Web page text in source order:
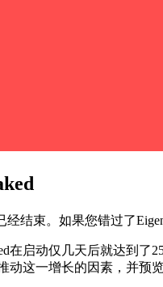
结束。如果您错过了
在启动仅几天后就达到了
动这一增长的因素，并预